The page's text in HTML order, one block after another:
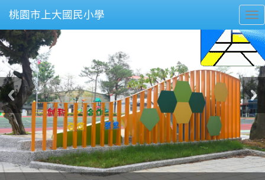
桃園市上大國民小學